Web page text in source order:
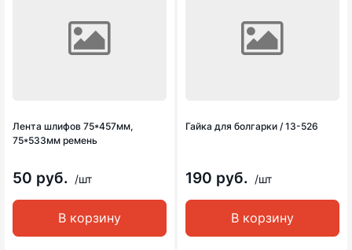
Лента шлифов 75*457мм,
75*533мм ремень
50 руб. /шт
В корзину
Гайка для болгарки / 13-526
190 руб. /шт
В корзину